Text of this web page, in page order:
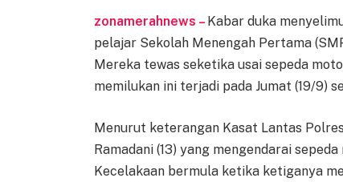
zonamerahnews – Kabar duka
pelajar Sekolah Menengah Pertama
Mereka tewas seketika usai sepeda
memilukan ini terjadi pada Jumat (19/9)
Menurut keterangan Kasat Lantas
Ramadani (13) yang mengendarai sepeda
Kecelakaan bermula ketika ketiganya